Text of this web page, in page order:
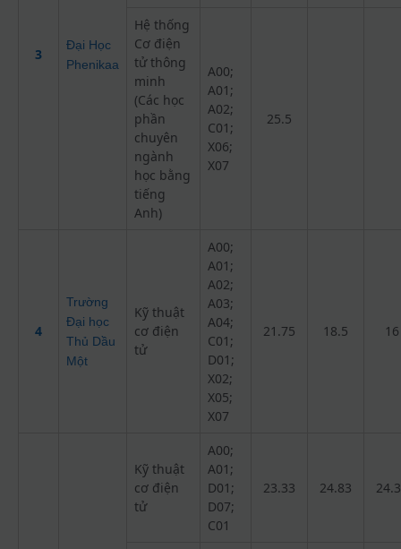
3
Đại Học
Phenikaa
Hệ thống
Cơ điện
tử thông
minh
(Các học
phần
chuyên
ngành
học bằng
tiếng
Anh)
A00;
A01;
A02;
C01;
X06;
X07
25.5
4
Trường
Đại học
Thủ Dầu
Một
Kỹ thuật
cơ điện
tử
A00;
A01;
A02;
A03;
A04;
C01;
D01;
X02;
X05;
X07
21.75 18.5 16
Kỹ thuật
cơ điện
tử
A00;
A01;
D01;
D07;
C01
23.33 24.83